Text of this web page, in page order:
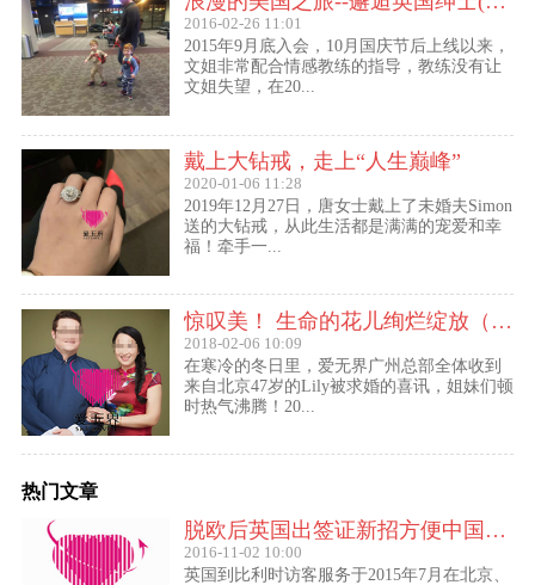
2016-02-26 11:01
2015年9月底入会，10月国庆节后上线以来，
文姐非常配合情感教练的指导，教练没有让
文姐失望，在20...
戴上大钻戒，走上“人生巅峰”
2020-01-06 11:28
2019年12月27日，唐女士戴上了未婚夫Simon
送的大钻戒，从此生活都是满满的宠爱和幸
福！牵手一...
惊叹美！ 生命的花儿绚烂绽放（47岁的Lily结婚啦！）
2018-02-06 10:09
在寒冷的冬日里，爱无界广州总部全体收到
来自北京47岁的Lily被求婚的喜讯，姐妹们顿
时热气沸腾！20...
热门文章
脱欧后英国出签证新招方便中国访客进入欧盟
2016-11-02 10:00
英国到比利时访客服务于2015年7月在北京、